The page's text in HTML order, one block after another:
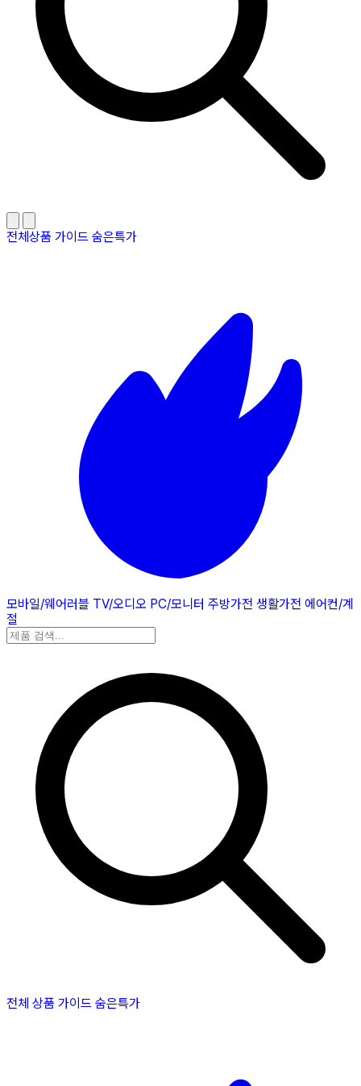
전체상품 가이드 숨은특가
모바일/웨어러블 TV/오디오 PC/모니터 주방가전 생활가전 에어컨/계
절
전체 상품 가이드 숨은특가